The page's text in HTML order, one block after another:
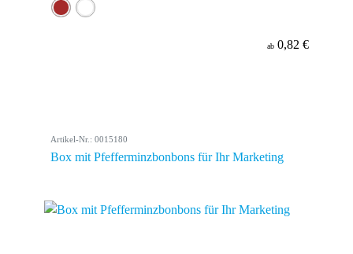
ab 0,82 €
Artikel-Nr.: 0015180
Box mit Pfefferminzbonbons für Ihr Marketing